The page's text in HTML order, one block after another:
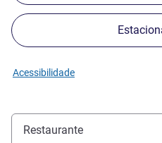
Acessibilidade
Restaurante